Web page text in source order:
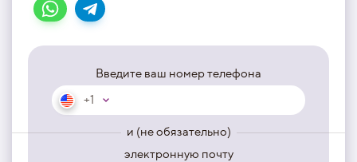
Введите ваш номер телефона
+1
и (не обязательно)
электронную почту